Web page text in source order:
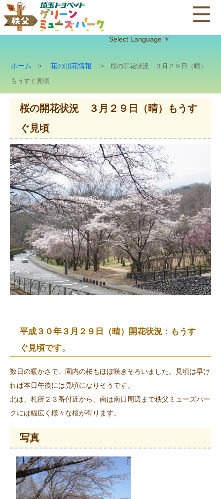
Select Language ▼
ホーム >花の開花情報 > 桜の開花状況 ３月２９日（晴）
もうすぐ見頃
桜の開花状況 ３月２９日（晴）もうす
ぐ見頃
平成３０年３月２９日（晴）開花状況：もうす
ぐ見頃です。
数日の暖かさで、園内の桜もほぼ咲きそろいました。見頃は早け
れば本日午後には見頃になりそうです。
北は、札所２３番付近から、南は南口周辺まで秩父ミューズパー
クには幅広く様々な桜が有ります。
写真